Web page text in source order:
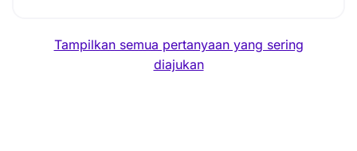
Tampilkan semua pertanyaan yang sering
diajukan